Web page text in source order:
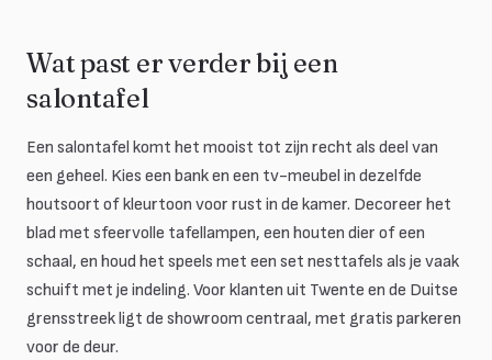
Wat past er verder bij een
salontafel
Een salontafel komt het mooist tot zijn recht als deel van
een geheel. Kies een bank en een tv-meubel in dezelfde
houtsoort of kleurtoon voor rust in de kamer. Decoreer het
blad met sfeervolle tafellampen, een houten dier of een
schaal, en houd het speels met een set nesttafels als je vaak
schuift met je indeling. Voor klanten uit Twente en de Duitse
grensstreek ligt de showroom centraal, met gratis parkeren
voor de deur.